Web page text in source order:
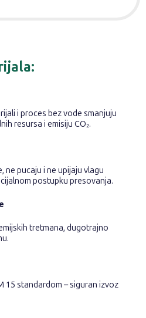
i proces bez vode smanjuju
resursa i emisiju CO₂.
ne pucaju i ne upijaju vlagu
postupku presovanja.
tretmana, dugotrajno
15 standardom – siguran izvoz